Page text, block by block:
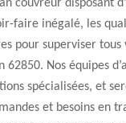
couvreur disposant
faire inégalé, les
pour superviser
62850. Nos équipes
spécialisées, et
et besoins en